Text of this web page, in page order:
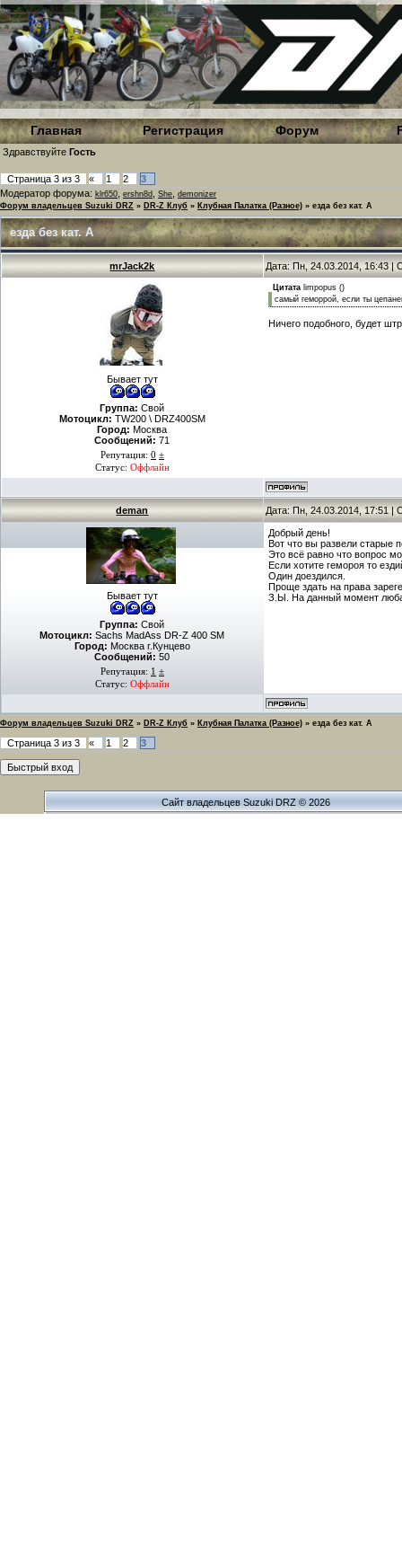
Главная Регистрация Форум
Здравствуйте Гость
Страница 3 из 3 « 1 2
3
Модератор форума: klr650 ershn8d She demonizer
Форум владельцев Suzuki DRZ » DR-Z Клуб » Клубная Палатка (Разное) » езда без кат. А
езда без кат. А
mrJack2k Дата: Пн, 24.03.2014, 16:43 |
Бывает тут
Группа: Свой
Мотоцикл: TW200 \ DRZ400SM
Город: Москва
Сообщений: 71
Репутация: 0 ±
Статус: Оффлайн
Цитата limpopus ()
самый геморрой, если ты
Ничего подобного, будет
deman Дата: Пн, 24.03.2014, 17:51 |
Бывает тут
Группа: Свой
Мотоцикл: Sachs MadAss DR-Z 400 SM
Город: Москва г.Кунцево
Сообщений: 50
Репутация: 1 ±
Статус: Оффлайн
Добрый день!
Вот что вы развели старые
Это всё равно что вопрос
Если хотите гемороя то
Один доездился.
Проще здать на права
З.Ы. На данный момент
Форум владельцев Suzuki DRZ » DR-Z Клуб » Клубная Палатка (Разное) » езда без кат. А
Страница 3 из 3 « 1 2 3
Сайт владельцев Suzuki DRZ © 2026